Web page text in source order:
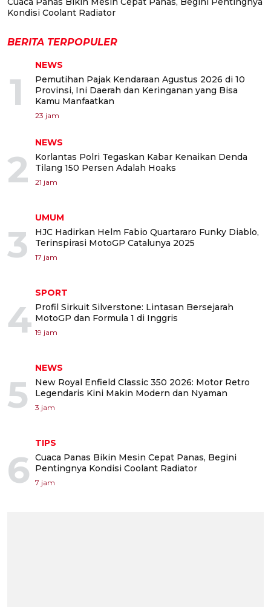
Kondisi Coolant Radiator
BERITA TERPOPULER
1
NEWS
Pemutihan Pajak Kendaraan Agustus 2026 di 10
Provinsi, Ini Daerah dan Keringanan yang Bisa
Kamu Manfaatkan
23 jam
2
NEWS
Korlantas Polri Tegaskan Kabar Kenaikan Denda
Tilang 150 Persen Adalah Hoaks
21 jam
3
UMUM
HJC Hadirkan Helm Fabio Quartararo Funky Diablo,
Terinspirasi MotoGP Catalunya 2025
17 jam
4
SPORT
Profil Sirkuit Silverstone: Lintasan Bersejarah
MotoGP dan Formula 1 di Inggris
19 jam
5
NEWS
New Royal Enfield Classic 350 2026: Motor Retro
Legendaris Kini Makin Modern dan Nyaman
3 jam
6
TIPS
Cuaca Panas Bikin Mesin Cepat Panas, Begini
Pentingnya Kondisi Coolant Radiator
7 jam